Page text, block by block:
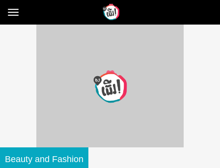
Toggle
navigation
Beauty and Fashion